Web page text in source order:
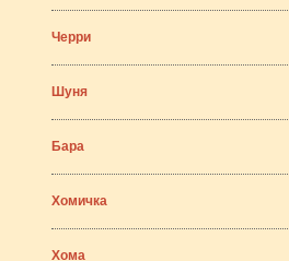
Черри
Шуня
Бара
Хомичка
Хома